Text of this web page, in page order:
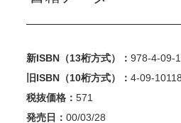
新ISBN（13桁方式）： 978-4-09-
旧ISBN（10桁方式）： 4-09-
税抜価格： 571
発売日： 00/03/28